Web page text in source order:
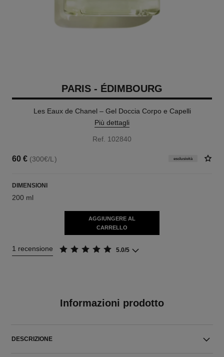
PARIS - ÉDIMBOURG
Les Eaux de Chanel – Gel Doccia Corpo e Capelli
Più dettagli
Ref. 102840
60 € (300€/L) esclusività
DIMENSIONI
200 ml
AGGIUNGERE AL
CARRELLO
1 recensione 5.0/5
Informazioni prodotto
DESCRIZIONE